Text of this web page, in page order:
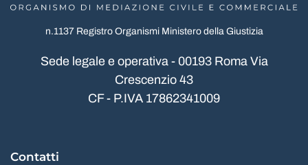
n.1137 Registro Organismi Ministero della Giustizia
Sede legale e operativa - 00193 Roma Via
Crescenzio 43
CF - P.IVA 17862341009
Contatti